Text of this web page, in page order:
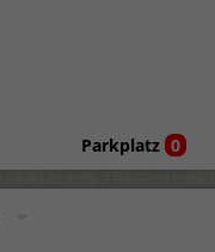
Parkplatz 0